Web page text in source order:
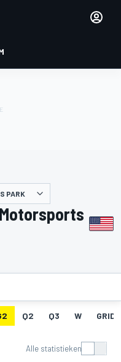
PARK
Q2 Q3 W GRID
Alle statistieken